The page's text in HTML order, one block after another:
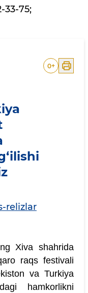
33-75;
0+
relizlar
Xiva shahrida
raqs festivali
va Turkiya
hamkorlikni